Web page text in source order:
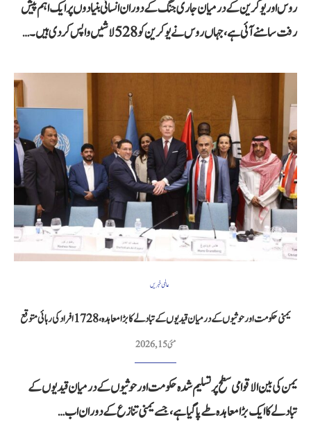
روس اور یوکرین کے درمیان جاری جنگ کے دوران انسانی بنیادوں پر ایک اہم پیش
رفت سامنے آئی ہے، جہاں روس نے یوکرین کو 528 لاشیں واپس کر دی ہیں۔…
عالمی خبریں
یمنی حکومت اور حوثیوں کے درمیان قیدیوں کے تبادلے کا بڑا معاہدہ، 1728 افراد کی رہائی متوقع
مئی 15, 2026
یمن کی بین الاقوامی سطح پر تسلیم شدہ حکومت اور حوثیوں کے درمیان قیدیوں کے
تبادلے کا ایک بڑا معاہدہ طے پا گیا ہے، جسے یمنی تنازع کے دوران اب…